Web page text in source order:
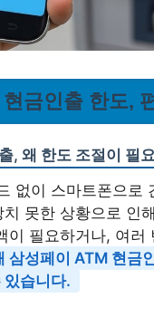
금인출 한도,
, 왜 한도 조절이 필
없이 스마트폰으
못한 상황으로 인
이 필요하거나, 여
삼성페이 ATM 현금
있습니다.